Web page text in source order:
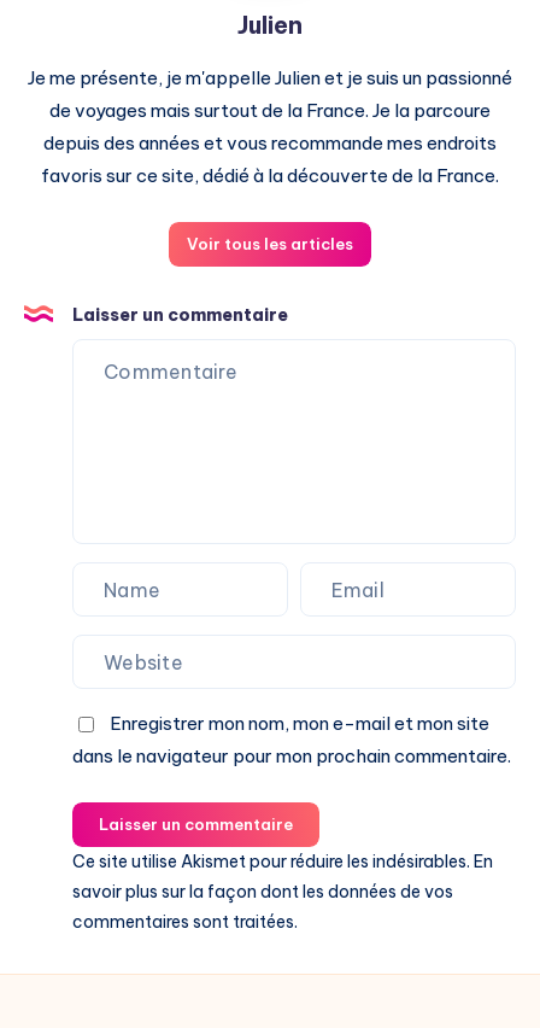
Julien
Je me présente, je m'appelle Julien et je suis un passionné
de voyages mais surtout de la France. Je la parcoure
depuis des années et vous recommande mes endroits
favoris sur ce site, dédié à la découverte de la France.
Voir tous les articles
Laisser un commentaire
Enregistrer mon nom, mon e-mail et mon site
dans le navigateur pour mon prochain commentaire.
Laisser un commentaire
Ce site utilise Akismet pour réduire les indésirables. En
savoir plus sur la façon dont les données de vos
commentaires sont traitées.